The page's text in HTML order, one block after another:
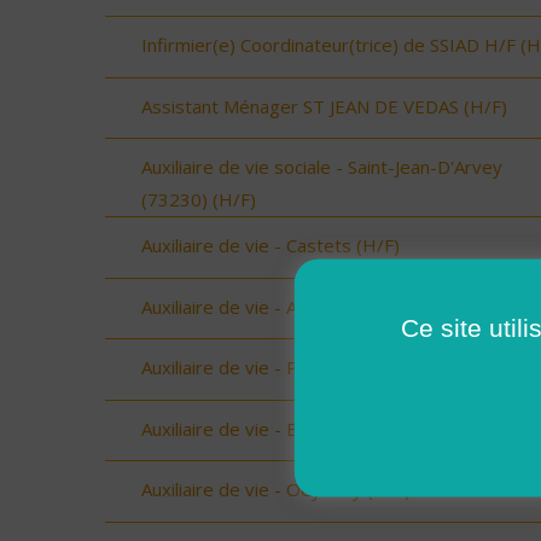
Infirmier(e) Coordinateur(trice) de SSIAD H/F
Assistant Ménager ST JEAN DE VEDAS (H/F)
Auxiliaire de vie sociale - Saint-Jean-D'Arvey
(73230) (H/F)
Auxiliaire de vie - Castets (H/F)
Auxiliaire de vie - Amou (H/F)
Auxiliaire de vie - Peyrehorade (H/F)
Auxiliaire de vie - Biscarrosse (H/F)
Auxiliaire de vie - Oeyreluy (H/F)
Ce site